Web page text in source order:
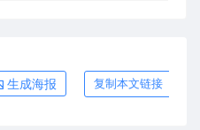
生成海报 复制本文链接